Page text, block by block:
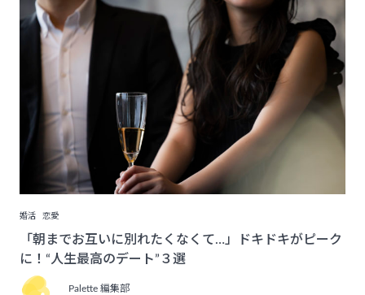
婚活 恋愛
「朝までお互いに別れたくなくて…」ドキドキがピーク
に！“人生最高のデート”３選
Palette 編集部